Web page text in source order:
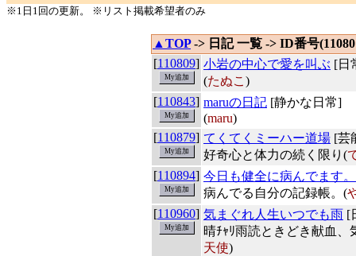
※1日1回の更新。 ※リスト掲載希望者のみ
▲TOP-> 日記 一覧 -> ID番号
[110809] 小岩の中心で愛を叫ぶ [日
(たぬこ )
[110843] maruの日記 [静かな日常]
(maru)
[110879] てくてくミーハー道場 [芸
好奇心と体力の続く限り(
[110894] 今日も健全に病んでます。
病んでる自分の記録帳。(
[110960] 気まぐれ人生いつでも雨 [
晴ﾁｬﾘ雨読ときどき献血
天使)